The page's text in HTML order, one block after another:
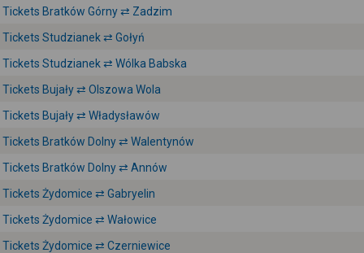
Tickets Bratków Górny ⇄ Zadzim
Tickets Studzianek ⇄ Gołyń
Tickets Studzianek ⇄ Wólka Babska
Tickets Bujały ⇄ Olszowa Wola
Tickets Bujały ⇄ Władysławów
Tickets Bratków Dolny ⇄ Walentynów
Tickets Bratków Dolny ⇄ Annów
Tickets Żydomice ⇄ Gabryelin
Tickets Żydomice ⇄ Wałowice
Tickets Żydomice ⇄ Czerniewice